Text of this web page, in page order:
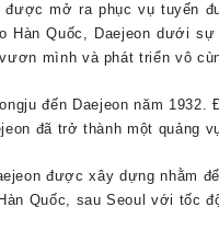
được mở ra phục vụ tuyến
Hàn Quốc, Daejeon dưới
mình và phát triển vô
đến Daejeon năm 1932.
đã trở thành một quảng
được xây dựng nhằm
Quốc, sau Seoul với tốc